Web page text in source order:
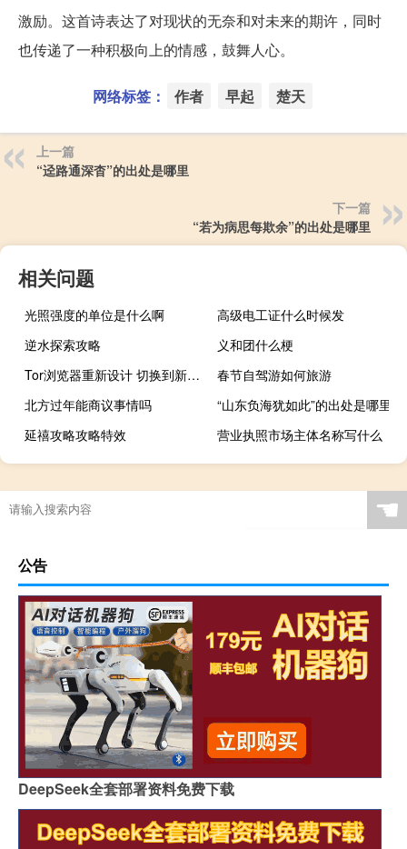
激励。这首诗表达了对现状的无奈和对未来的期许，同时
也传递了一种积极向上的情感，鼓舞人心。
网络标签： 作者 早起 楚天
上一篇
“迳路通深杳”的出处是哪里
下一篇
“若为病思每欺余”的出处是哪里
相关问题
光照强度的单位是什么啊
高级电工证什么时候发
逆水探索攻略
义和团什么梗
Tor浏览器重新设计 切换到新的Firefox Quantum引擎
春节自驾游如何旅游
北方过年能商议事情吗
“山东负海犹如此”的出处是哪里
延禧攻略攻略特效
营业执照市场主体名称写什么
☚
公告
DeepSeek全套部署资料免费下载